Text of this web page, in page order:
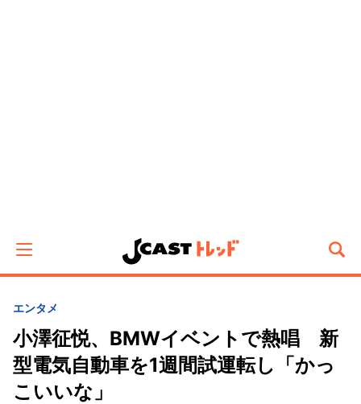
エンタメ
小澤征悦、BMWイベントで熱唱 新
型電気自動車を1週間試運転し「かっ
こいいな」